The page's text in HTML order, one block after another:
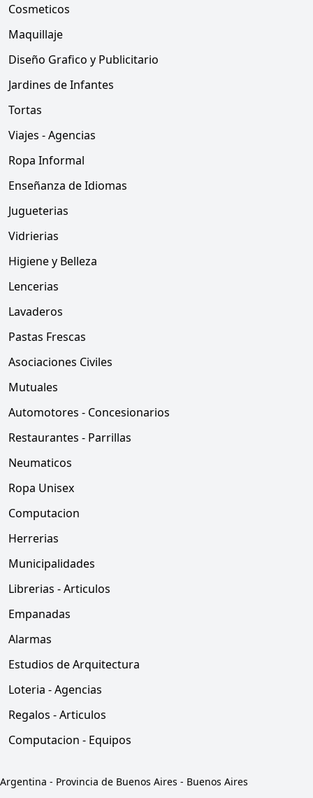
Cosmeticos
Maquillaje
Diseño Grafico y Publicitario
Jardines de Infantes
Tortas
Viajes - Agencias
Ropa Informal
Enseñanza de Idiomas
Jugueterias
Vidrierias
Higiene y Belleza
Lencerias
Lavaderos
Pastas Frescas
Asociaciones Civiles
Mutuales
Automotores - Concesionarios
Restaurantes - Parrillas
Neumaticos
Ropa Unisex
Computacion
Herrerias
Municipalidades
Librerias - Articulos
Empanadas
Alarmas
Estudios de Arquitectura
Loteria - Agencias
Regalos - Articulos
Computacion - Equipos
Argentina - Provincia de Buenos Aires - Buenos Aires